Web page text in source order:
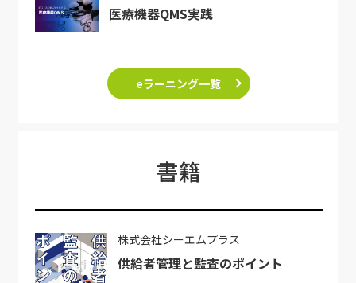
医療機器QMS実践
eラーニング一覧
書籍
株式会社シーエムプラス
供給者管理と監査のポイント